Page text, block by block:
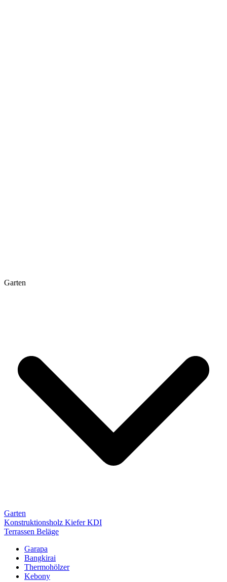
Garten
Garten
Konstruktionsholz Kiefer KDI
Terrassen Beläge
Garapa
Bangkirai
Thermohölzer
Kebony